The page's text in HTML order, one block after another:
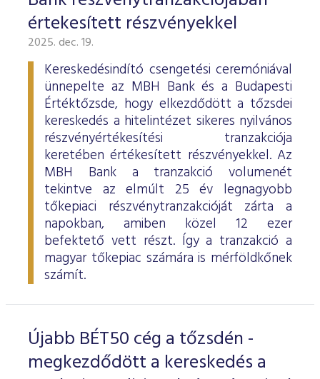
értekesített részvényekkel
2025. dec. 19.
Kereskedésindító csengetési ceremóniával
ünnepelte az MBH Bank és a Budapesti
Értéktőzsde, hogy elkezdődött a tőzsdei
kereskedés a hitelintézet sikeres nyilvános
részvényértékesítési tranzakciója
keretében értékesített részvényekkel. Az
MBH Bank a tranzakció volumenét
tekintve az elmúlt 25 év legnagyobb
tőkepiaci részvénytranzakcióját zárta a
napokban, amiben közel 12 ezer
befektető vett részt. Így a tranzakció a
magyar tőkepiac számára is mérföldkőnek
számít.
Újabb BÉT50 cég a tőzsdén -
megkezdődött a kereskedés a